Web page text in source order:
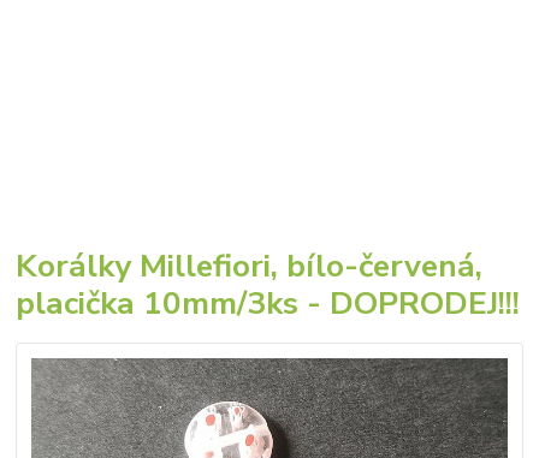
Korálky Millefiori, bílo-červená,
placička 10mm/3ks - DOPRODEJ!!!